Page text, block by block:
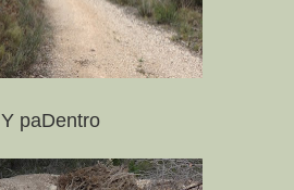
Y paDentro